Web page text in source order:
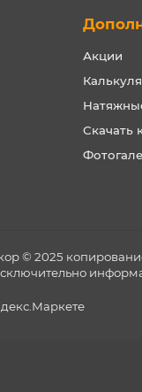
Акции
Скачать
© 2025